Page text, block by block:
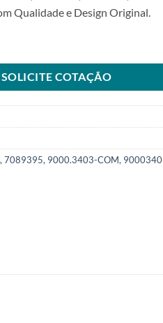
Qualidade e Design Original.
SOLICITE COTAÇÃO
, 7089395, 9000.3403-COM,